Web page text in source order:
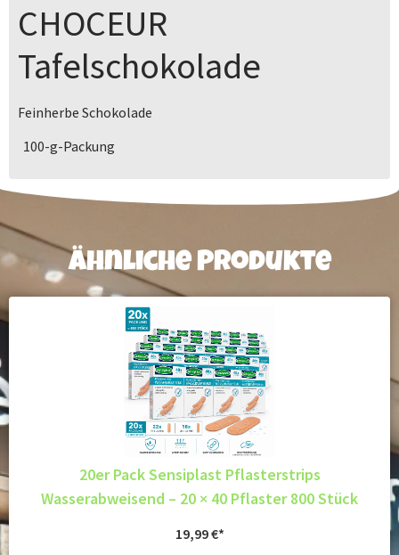
CHOCEUR
Tafelschokolade
Feinherbe Schokolade
100-g-Packung
Ähnliche Produkte
20er Pack Sensiplast Pflasterstrips
Wasserabweisend – 20 × 40 Pflaster 800 Stück
19,99€